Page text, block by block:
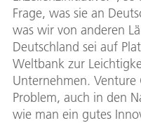
Frage, was sie an
was wir von anderen
Deutschland sei auf
Weltbank zur
Unternehmen. Venture
Problem, auch in den
wie man ein gutes